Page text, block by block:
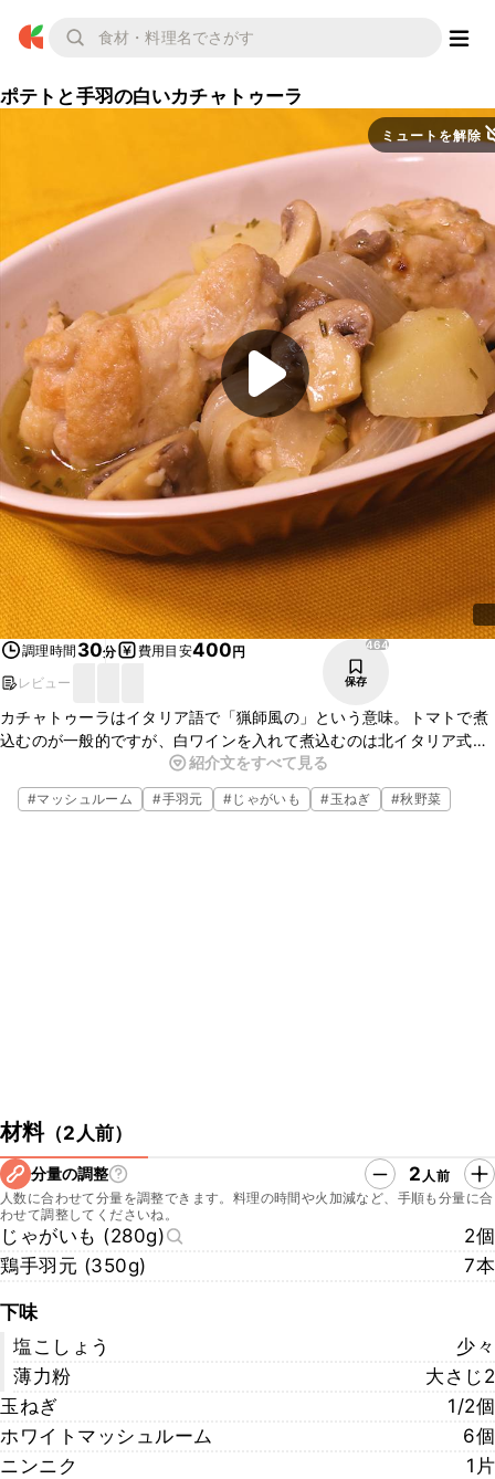
ポテトと手羽の白いカチャトゥーラ
ミュートを解除
調理時間 30分 費用目安400円
レビュー
464
保存
カチャトゥーラはイタリア語で「猟師風の」という意味。トマトで煮
込むのが一般的ですが、白ワインを入れて煮込むのは北イタリア式で
白ワインビネガーとローズマリーが決め手の、ワインによく合う洋風
の煮物です。
紹介文をすべて見る
#マッシュルーム #手羽元 #じゃがいも #玉ねぎ #秋野菜
材料（2人前）
分量の調整 2 人前
人数に合わせて分量を調整できます。料理の時間や火加減など、手順も分量に合
わせて調整してくださいね。
じゃがいも (280g)
2個
鶏手羽元 (350g)
7本
下味
塩こしょう
少々
薄力粉
大さじ2
玉ねぎ
1/2個
ホワイトマッシュルーム
6個
ニンニク
1片